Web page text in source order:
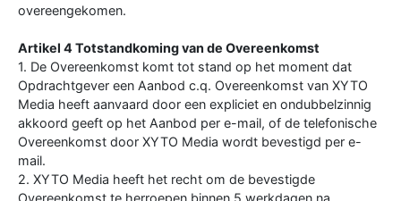
overeengekomen.
Artikel 4 Totstandkoming van de Overeenkomst
1. De Overeenkomst komt tot stand op het moment dat
Opdrachtgever een Aanbod c.q. Overeenkomst van XYTO
Media heeft aanvaard door een expliciet en ondubbelzinnig
akkoord geeft op het Aanbod per e-mail, of de telefonische
Overeenkomst door XYTO Media wordt bevestigd per e-
mail.
2. XYTO Media heeft het recht om de bevestigde
Overeenkomst te herroepen binnen 5 werkdagen na